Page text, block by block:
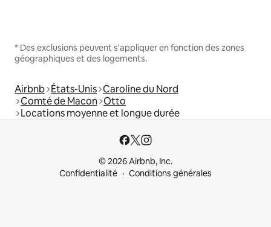
* Des exclusions peuvent s'appliquer en fonction des zones
géographiques et des logements.
Airbnb États-Unis Caroline du Nord
Comté de Macon Otto
Locations moyenne et longue durée
© 2026 Airbnb, Inc.
Confidentialité
Conditions générales